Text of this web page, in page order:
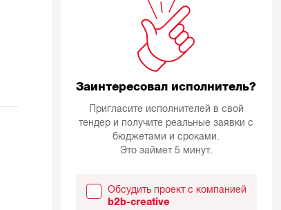
Заинтересовал исполнитель?
Пригласите исполнителей в свой
тендер и получите реальные заявки с
бюджетами и сроками.
Это займет 5 минут.
Обсудить проект с компанией
b2b-creative